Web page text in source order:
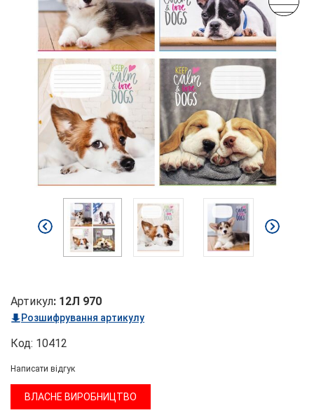
Артикул: 12Л 970
Розшифрування артикулу
Код: 10412
Написати відгук
ВЛАСНЕ ВИРОБНИЦТВО